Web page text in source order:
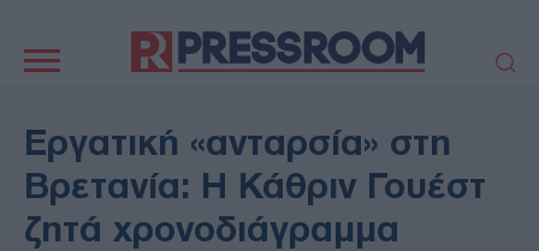
πλοήγηση
ΠΟΛΙΤΙΚΗ
ΤΟΥΡΚΙΑ
ΟΙΚΟΝΟΜΙΑ
ΕΛΛΑΔΑ
ΕΚΚΛΗΣΙΑ
ΑΜΥΝΑ
ΔΙΕΘΝΗ
ΚΥΠΡΟΣ
Εργατική «ανταρσία» στη
Βρετανία: Η Κάθριν Γουέστ
ζητά χρονοδιάγραμμα